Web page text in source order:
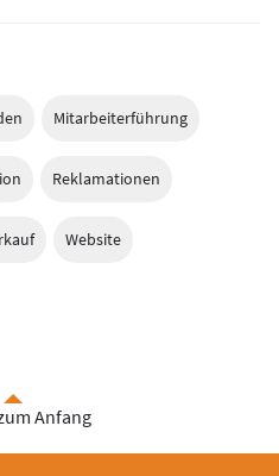
Mitarbeiterführung
Reklamationen
Website
Anfang